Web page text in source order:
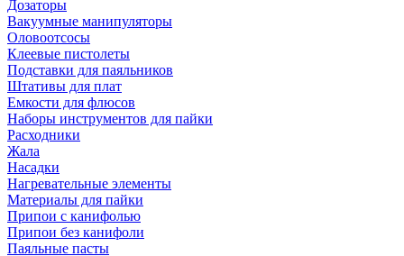
Дозаторы
Вакуумные манипуляторы
Оловоотсосы
Клеевые пистолеты
Подставки для паяльников
Штативы для плат
Емкости для флюсов
Наборы инструментов для пайки
Расходники
Жала
Насадки
Нагревательные элементы
Материалы для пайки
Припои с канифолью
Припои без канифоли
Паяльные пасты